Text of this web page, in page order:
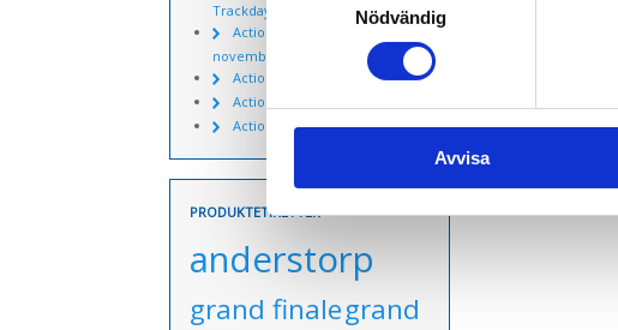
Nödvändig
Avvisa
Trackday Alliance säsongen 2026
Actionpics nyheter 27
november
Actionpics nyheter 15 aug
Actionpics nyheter 3 nov
Actionpics nyheter 20 mars
PRODUKTETIKETTER
anderstorp
grand finalegrand